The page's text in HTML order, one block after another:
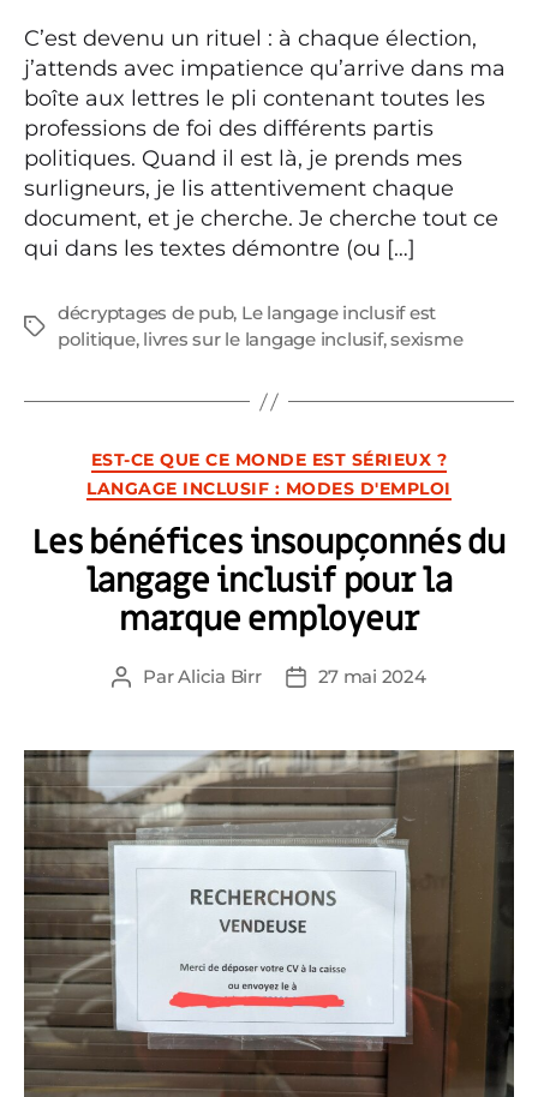
C’est devenu un rituel : à chaque élection,
j’attends avec impatience qu’arrive dans ma
boîte aux lettres le pli contenant toutes les
professions de foi des différents partis
politiques. Quand il est là, je prends mes
surligneurs, je lis attentivement chaque
document, et je cherche. Je cherche tout ce
qui dans les textes démontre (ou […]
Étiquettes
décryptages de pub, Le langage inclusif est
politique, livres sur le langage inclusif,sexisme
Catégories
EST-CE QUE CE MONDE EST SÉRIEUX ?
LANGAGE INCLUSIF : MODES D'EMPLOI
Les bénéfices insoupçonnés du
langage inclusif pour la
marque employeur
Auteur
ParAlicia Birr
Date27 mai 2024